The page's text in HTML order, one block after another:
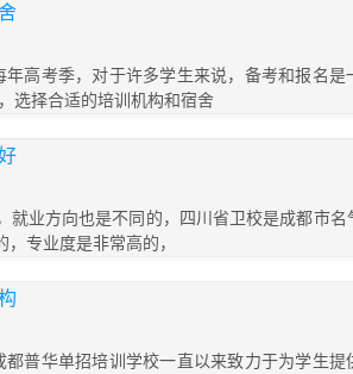
高考季，对于许多学生来说，备考和报名是
选择合适的培训机构和宿舍
就业方向也是不同的，四川省卫校是成都市名
专业度是非常高的，
普华单招培训学校一直以来致力于为学生提